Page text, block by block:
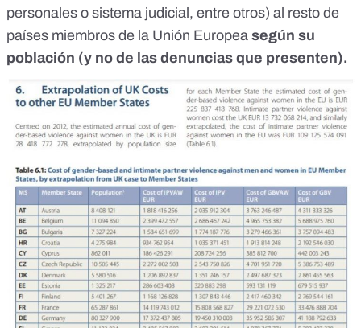
personales o sistema judicial, entre otros) al resto de
países miembros de la Unión Europea según su
población (y no de las denuncias que presenten).